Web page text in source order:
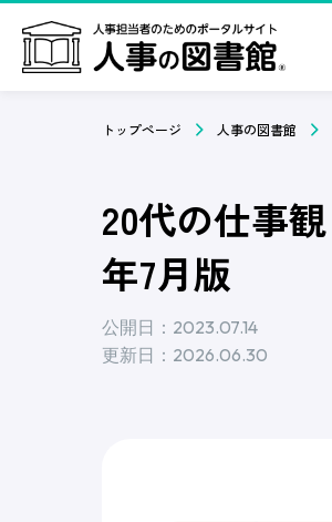
トップページ 人事の図書館
20代の仕事
年7月版
公開日：2023.07.14
更新日：2026.06.30